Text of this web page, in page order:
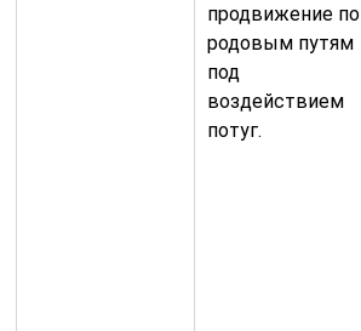
продвижение по
родовым путям
под
воздействием
потуг.